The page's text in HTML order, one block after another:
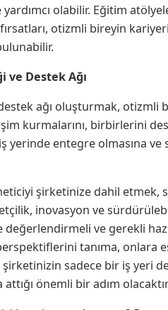
olabilir. Eğitim
otizmli bireyin
ve Destek Ağı
ağı oluşturmak,
kurmalarını, birbirlerini
yerinde entegre olmasına ve
şirketinize dahil etmek,
inovasyon ve
ve gerekli
tanıma, onlara
sadece bir iş yeri
önemli bir adım